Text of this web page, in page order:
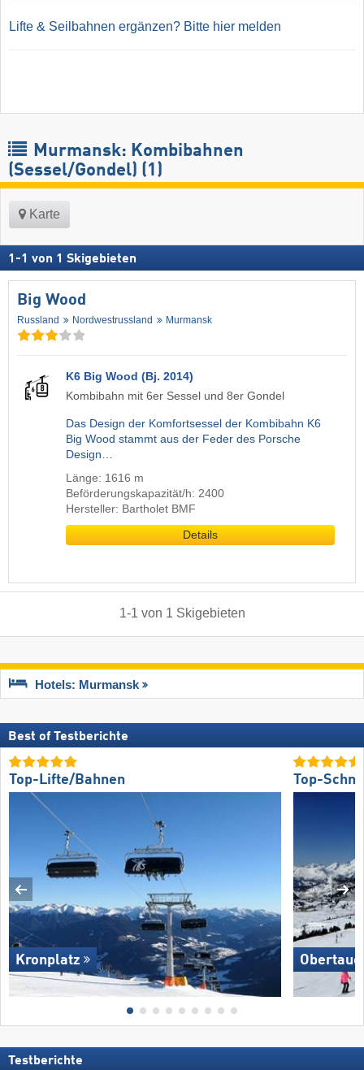
Lifte & Seilbahnen ergänzen? Bitte hier melden
Murmansk: Kombibahnen
(Sessel/Gondel) (1)
Karte
1 -1 von 1 Skigebieten
Big Wood
Russland Nordwestrussland Murmansk
K6 Big Wood (Bj. 2014)
Kombibahn mit 6er Sessel und 8er Gondel
Das Design der Komfortsessel der Kombibahn K6
Big Wood stammt aus der Feder des Porsche
Design…
Länge: 1616 m
Beförderungskapazität/h: 2400
Hersteller: Bartholet BMF
Details
1-1 von 1 Skigebieten
Hotels: Murmansk
Best of Testberichte
Top-Lifte/Bahnen
Kronplatz
Top-
Testberichte